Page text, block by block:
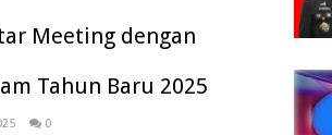
Meeting dengan
Tahun Baru 2025
0